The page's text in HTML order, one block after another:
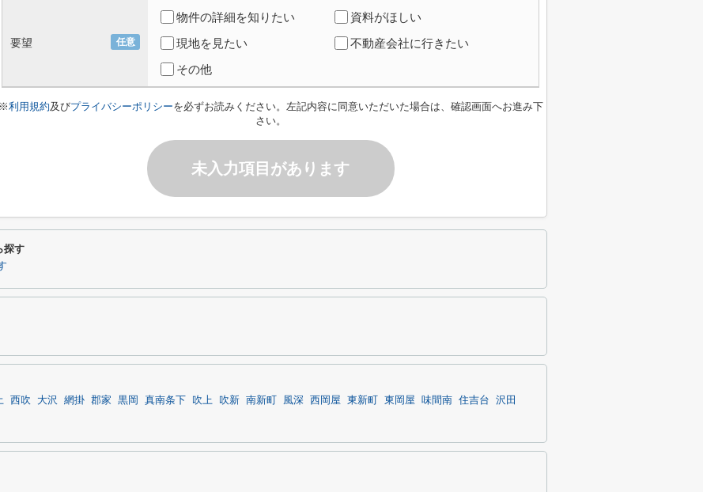
任意
要望
物件の詳細を知りたい
資料がほしい
現地を見たい
不動産会社に行きたい
その他
※利用規約及びプライバシーポリシーを必ずお読みください。左記内容に同意いただいた場合は、確認画面へお進み下
さい。
未入力項目があります
探す
西吹 大沢 網掛 郡家 黒岡 真南条下 吹上 吹新 南新町 風深 西岡屋 東新町 東岡屋 味間南 住吉台
沢田